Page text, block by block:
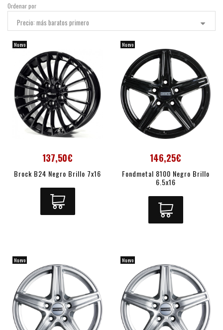
Ordenar por
Precio: más baratos primero
Nuevo
137,50€
Brock B24 Negro Brillo 7x16
Nuevo
146,25€
Fondmetal 8100 Negro Brillo
6.5x16
Nuevo Nuevo